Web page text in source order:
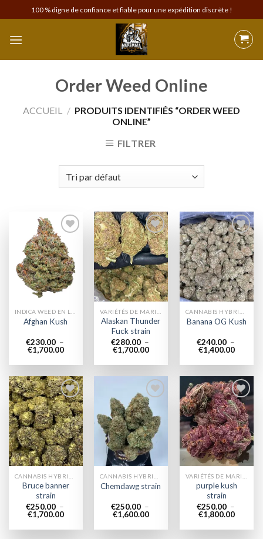
to
content
100 % digne de confiance et fiable pour une expédition discrète !
Order Weed Online
ACCUEIL / PRODUITS IDENTIFIÉS “ORDER WEED
ONLINE”
FILTRER
Add to
wishlist
Afghan Kush
€230.00 –
€1,700.00Plage
prix :
à
€1,700.00
Add to
wishlist
Alaskan Thunder
Fuck strain
€280.00 –
€1,700.00Plage
prix :
à
€1,700.00
Add to
wishlist
Banana OG Kush
€240.00 –
€1,400.00Plage
prix :
à
Add to
wishlist
Bruce banner
strain
€250.00 –
€1,700.00Plage
prix :
Add to
wishlist
Chemdawg strain
€250.00 –
€1,600.00Plage
prix :
Add to
wishlist
purple kush
strain
€250.00 –
€1,800.00Plage
prix :